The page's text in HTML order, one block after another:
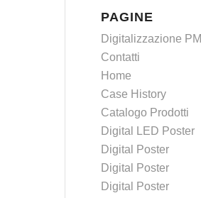
PAGINE
Digitalizzazione PMI
Contatti
Home
Case History
Catalogo Prodotti
Digital LED Poster
Digital Poster
Digital Poster
Digital Poster